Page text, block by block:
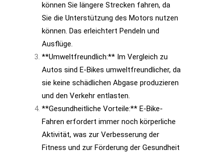
können Sie längere Strecken fahren, da
Sie die Unterstützung des Motors nutzen
können. Das erleichtert Pendeln und
Ausflüge.
**Umweltfreundlich:** Im Vergleich zu
Autos sind E-Bikes umweltfreundlicher, da
sie keine schädlichen Abgase produzieren
und den Verkehr entlasten.
**Gesundheitliche Vorteile:** E-Bike-
Fahren erfordert immer noch körperliche
Aktivität, was zur Verbesserung der
Fitness und zur Förderung der Gesundheit